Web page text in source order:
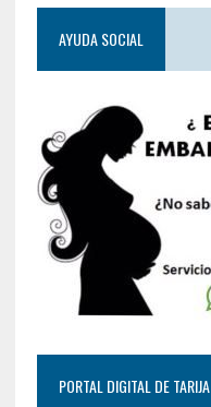
AYUDA SOCIAL
PORTAL DIGITAL DE TARIJA